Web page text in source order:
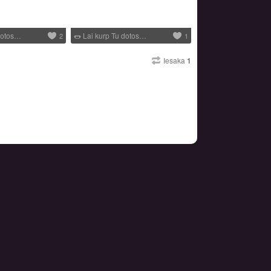
2 🌭 Lai kurp Tu dotos… 1
Iesaka 1